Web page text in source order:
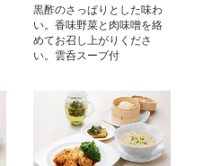
黒酢のさっぱりとした味わ
い。香味野菜と肉味噌を絡
めてお召し上がりくださ
い。雲呑スープ付